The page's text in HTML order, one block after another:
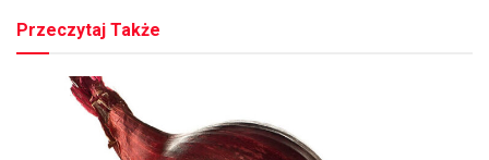
Przeczytaj Także